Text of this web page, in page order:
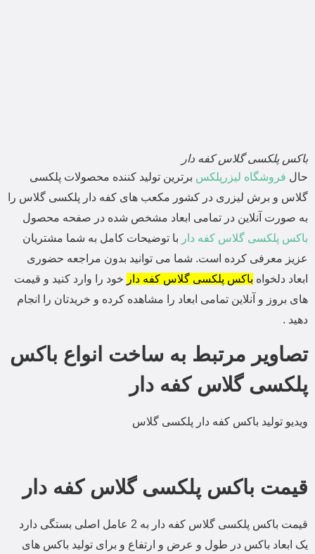
باکس پلکسی گلاس کفه دار
حال فروشگاه لیزرپلکس برترین تولید کننده محصولات پلکسی
گلاس و برش لیزری در کشور مکعب های کفه دار پلکسی گلاس را
به صورت آنلاین در تمامی ابعاد مشخص شده در صفحه محصول
باکس پلکسی گلاس کفه دار با توضیحات کامل به شما مشتریان
عزیز معرفی کرده است. شما می توانید بدون مراجعه حضوری
ابعاد دلخواه باکس پلکسی گلاس کفه دار خود را وارد کنید و قیمت
های بروز و آنلاین تمامی ابعاد را مشاهده کرده و خریدتان را انجام
دهید .
تصاویر مرتبط به ساخت انواع باکس
پلکسی گلاس کفه دار
ویدیو تولید باکس کفه دار پلکسی گلاس
قیمت باکس پلکسی گلاس کفه دار
قیمت باکس پلکسی گلاس کفه دار به 2 عامل اصلی بستگی دارد
یک ابعاد باکس در طول و عرض و ارتفاع و برای تولید باکس های